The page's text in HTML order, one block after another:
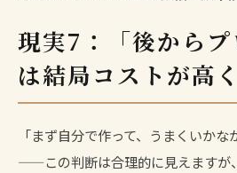
現実7：「後からプ
は結局コストが高
「まず自分で作って、うまくいかな
——この判断は合理的に見えますが